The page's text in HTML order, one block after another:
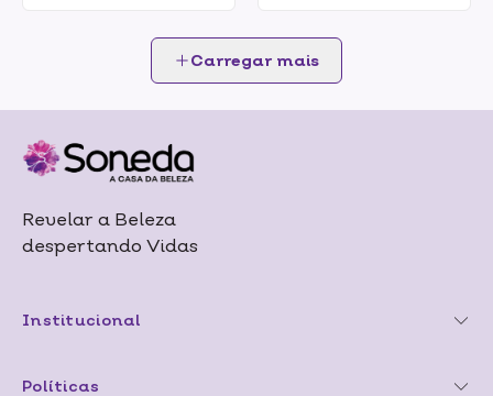
Carregar mais
Revelar a Beleza
despertando Vidas
Institucional
Políticas